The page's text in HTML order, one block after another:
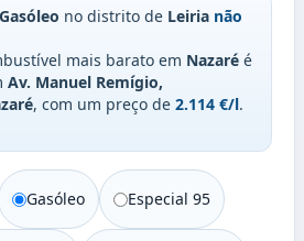
Gasóleo no distrito de Leiria não
mais barato em Nazaré é
Av. Manuel Remígio,
, com um preço de 2.114 €/l.
Gasóleo Especial 95